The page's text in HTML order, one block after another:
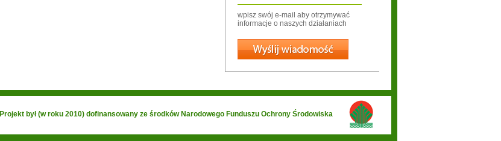
wpisz swój e-mail aby otrzymywać
informacje o naszych działaniach
Wyślij
Projekt był (w roku 2010) dofinansowany ze środków Narodowego Funduszu Ochrony Środowiska